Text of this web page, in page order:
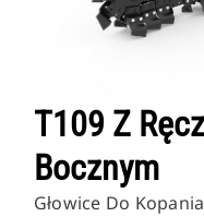
T109 Z
Bocznym
Głowice Do